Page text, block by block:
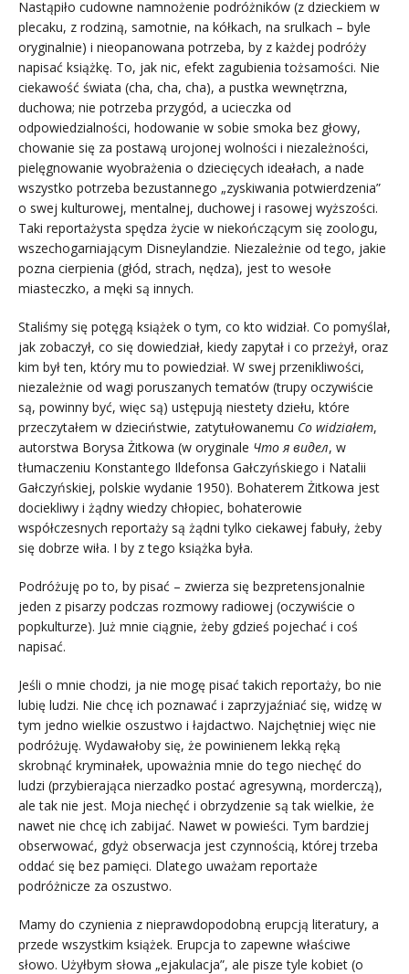
Nastąpiło cudowne namnożenie podróżników (z dzieckiem w
plecaku, z rodziną, samotnie, na kółkach, na srulkach – byle
oryginalnie) i nieopanowana potrzeba, by z każdej podróży
napisać książkę. To, jak nic, efekt zagubienia tożsamości. Nie
ciekawość świata (cha, cha, cha), a pustka wewnętrzna,
duchowa; nie potrzeba przygód, a ucieczka od
odpowiedzialności, hodowanie w sobie smoka bez głowy,
chowanie się za postawą urojonej wolności i niezależności,
pielęgnowanie wyobrażenia o dziecięcych ideałach, a nade
wszystko potrzeba bezustannego „zyskiwania potwierdzenia”
o swej kulturowej, mentalnej, duchowej i rasowej wyższości.
Taki reportażysta spędza życie w niekończącym się zoologu,
wszechogarniającym Disneylandzie. Niezależnie od tego, jakie
pozna cierpienia (głód, strach, nędza), jest to wesołe
miasteczko, a męki są innych.
Staliśmy się potęgą książek o tym, co kto widział. Co pomyślał,
jak zobaczył, co się dowiedział, kiedy zapytał i co przeżył, oraz
kim był ten, który mu to powiedział. W swej przenikliwości,
niezależnie od wagi poruszanych tematów (trupy oczywiście
są, powinny być, więc są) ustępują niestety dziełu, które
przeczytałem w dzieciństwie, zatytułowanemu Co widziałem,
autorstwa Borysa Żitkowa (w oryginale Что я видел, w
tłumaczeniu Konstantego Ildefonsa Gałczyńskiego i Natalii
Gałczyńskiej, polskie wydanie 1950). Bohaterem Żitkowa jest
dociekliwy i żądny wiedzy chłopiec, bohaterowie
współczesnych reportaży są żądni tylko ciekawej fabuły, żeby
się dobrze wiła. I by z tego książka była.
Podróżuję po to, by pisać – zwierza się bezpretensjonalnie
jeden z pisarzy podczas rozmowy radiowej (oczywiście o
popkulturze). Już mnie ciągnie, żeby gdzieś pojechać i coś
napisać.
Jeśli o mnie chodzi, ja nie mogę pisać takich reportaży, bo nie
lubię ludzi. Nie chcę ich poznawać i zaprzyjaźniać się, widzę w
tym jedno wielkie oszustwo i łajdactwo. Najchętniej więc nie
podróżuję. Wydawałoby się, że powinienem lekką ręką
skrobnąć kryminałek, upoważnia mnie do tego niechęć do
ludzi (przybierająca nierzadko postać agresywną, morderczą),
ale tak nie jest. Moja niechęć i obrzydzenie są tak wielkie, że
nawet nie chcę ich zabijać. Nawet w powieści. Tym bardziej
obserwować, gdyż obserwacja jest czynnością, której trzeba
oddać się bez pamięci. Dlatego uważam reportaże
podróżnicze za oszustwo.
Mamy do czynienia z nieprawdopodobną erupcją literatury, a
przede wszystkim książek. Erupcja to zapewne właściwe
słowo. Użyłbym słowa „ejakulacja”, ale pisze tyle kobiet (o